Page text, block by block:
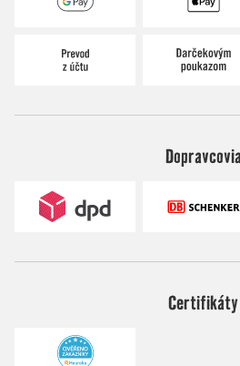
Dopravcovia
Certifikáty